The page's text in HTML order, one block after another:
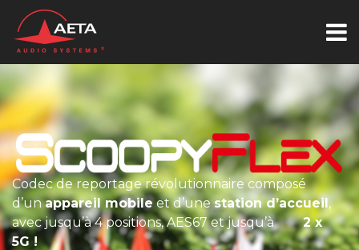
Codec de reportage révolutionnaire composé
d’unappareil mobileet d’unestation d’accueil,
avec jusqu’à 4 positions, AES67 et jusqu’à2 x
5G !